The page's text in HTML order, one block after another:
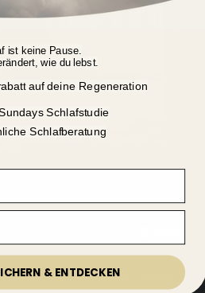
Learn more
about new products, events
ist keine Pause.
wie du lebst.
auf deine Regeneration
Schlafstudie
Schlafberatung
& ENTDECKEN